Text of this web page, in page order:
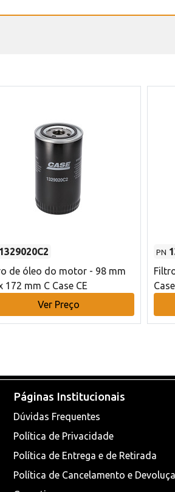
1329020C2
de óleo do motor - 98 mm
172 mm C Case CE
Ver Preço
PN
Páginas Institucionais
Dúvidas Frequentes
Política de Privacidade
Política de Entrega e de Retirada
Política de Cancelamento e